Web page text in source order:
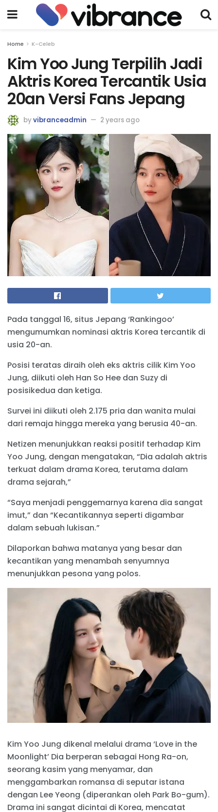
Home K-Celeb
Kim Yoo Jung Terpilih Jadi
Aktris Korea Tercantik Usia
20an Versi Fans Jepang
byvibranceadmin 2 years ago
Pada tanggal 16, situs Jepang ‘Rankingoo’
mengumumkan nominasi aktris Korea tercantik di
usia 20-an.
Posisi teratas diraih oleh eks aktris cilik Kim Yoo
Jung, diikuti oleh Han So Hee dan Suzy di
posisikedua dan ketiga.
Survei ini diikuti oleh 2.175 pria dan wanita mulai
dari remaja hingga mereka yang berusia 40-an.
Netizen menunjukkan reaksi positif terhadap Kim
Yoo Jung, dengan mengatakan, “Dia adalah aktris
terkuat dalam drama Korea, terutama dalam
drama sejarah,”
“Saya menjadi penggemarnya karena dia sangat
imut,” dan “Kecantikannya seperti digambar
dalam sebuah lukisan.”
Dilaporkan bahwa matanya yang besar dan
kecantikan yang menambah senyumnya
menunjukkan pesona yang polos.
Kim Yoo Jung dikenal melalui drama ‘Love in the
Moonlight’ Dia berperan sebagai Hong Ra-on,
seorang kasim yang menyamar, dan
menggambarkan romansa di seputar istana
dengan Lee Yeong (diperankan oleh Park Bo-gum).
Drama ini sangat dicintai di Korea, mencatat